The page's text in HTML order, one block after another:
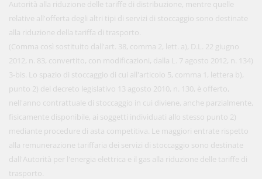
Autorità alla riduzione delle tariffe di distribuzione, mentre quelle
relative all'offerta degli altri tipi di servizi di stoccaggio sono destinate
alla riduzione della tariffa di trasporto.
(Comma così sostituito dall'art. 38, comma 2, lett. a), D.L. 22 giugno
2012, n. 83, convertito, con modificazioni, dalla L. 7 agosto 2012, n. 134)
3-bis. Lo spazio di stoccaggio di cui all'articolo 5, comma 1, lettera b),
punto 2) del decreto legislativo 13 agosto 2010, n. 130, è offerto,
nell'anno contrattuale di stoccaggio in cui diviene, anche parzialmente,
fisicamente disponibile, ai soggetti individuati allo stesso punto 2)
mediante procedure di asta competitiva. Le maggiori entrate rispetto
alla remunerazione tariffaria dei servizi di stoccaggio sono destinate
dall'Autorità per l'energia elettrica e il gas alla riduzione delle tariffe di
trasporto.